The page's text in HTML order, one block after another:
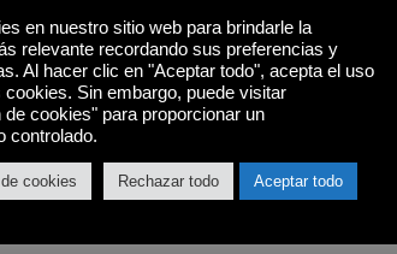
en nuestro sitio web para brindarle la
relevante recordando sus preferencias y
Al hacer clic en "Aceptar todo", acepta el uso
Sin embargo, puede visitar
de cookies" para proporcionar un
controlado.
cookies Rechazar todo Aceptar todo